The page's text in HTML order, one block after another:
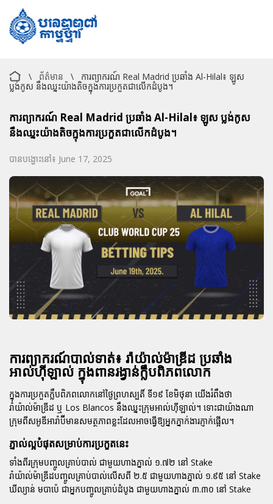
\ ព័ត៌មាន \
ការព្យាករណ៍ Real Madrid ប្រឆាំង Al-Hilal៖ ឡូស
ប្លង់កូស នឹងឈ្នះយ៉ាងតិចក្នុងការប្រកួតជាលើកដំបូង។
ការព្យាករណ៍ Real Madrid ប្រឆាំង Al-Hilal៖ ឡូស ប្លង់កូស
នឹងឈ្នះយ៉ាងតិចក្នុងការប្រកួតជាលើកដំបូង។
បានបង្ហោះនៅ៖ June 17, 2025
ការព្យាករណ៍បាល់ទាត់៖ រ៉ាយ៉ាល់ម៉ាឌ្រីដ ប្រឆាំង
អាល់ហ៊ីឡាល់ ក្នុងពានរង្វាន់ក្លឹបពិភពលោក
ក្នុងការប្រកួតក្លឹបពិភពលោកនៅថ្ងៃព្រហស្បតិ៍ ទី១៩ ខែមិថុនា យើងរំពឹងថា
រ៉ាយ៉ាល់ម៉ាឌ្រីដ ឬ Los Blancos នឹងឈ្នះក្រុមអាល់ហ៊ីឡាល់។ ទោះជាយ៉ាងណា
ក្រុមពីសអូឌីអារ៉ាប៊ីមានសមត្ថភាពខ្លះដែលអាចធ្វើឱ្យអ្នកភ្នាក់ងារភ្ញាក់ផ្អើល។
ភ្នាល់ល្អបំផុតសម្រាប់ការប្រកួតនេះ
ទាំងពីរក្រុមបញ្ចូលគ្រាប់បាល់ ជាមួយហាងភ្នាល់ ១.៧២ នៅ Stake
រ៉ាយ៉ាល់ម៉ាឌ្រីដបញ្ចូលគ្រាប់បាល់លើសពី ២.៥ ជាមួយហាងភ្នាល់ ១.៩៥ នៅ Stake
ឃីល្យាន់ មបាប៉េ ជាអ្នកបញ្ចូលគ្រាប់ដំបូង ជាមួយហាងភ្នាល់ ៣.៣០ នៅ Stake